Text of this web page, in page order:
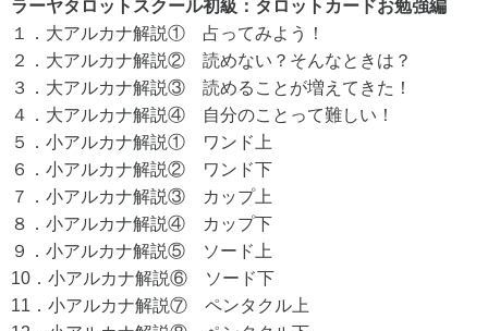
ラーヤタロットスクール初級：タロットカードお勉強編
１．大アルカナ解説① 占ってみよう！
２．大アルカナ解説② 読めない？そんなときは？
３．大アルカナ解説③ 読めることが増えてきた！
４．大アルカナ解説④ 自分のことって難しい！
５．小アルカナ解説① ワンド上
６．小アルカナ解説② ワンド下
７．小アルカナ解説③ カップ上
８．小アルカナ解説④ カップ下
９．小アルカナ解説⑤ ソード上
10．小アルカナ解説⑥ ソード下
11．小アルカナ解説⑦ ペンタクル上